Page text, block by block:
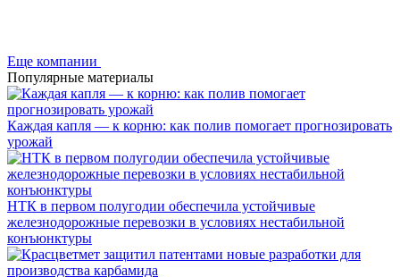
Еще компании
Популярные материалы
Каждая капля — к корню: как полив помогает прогнозировать
урожай
НТК в первом полугодии обеспечила устойчивые
железнодорожные перевозки в условиях нестабильной
конъюнктуры